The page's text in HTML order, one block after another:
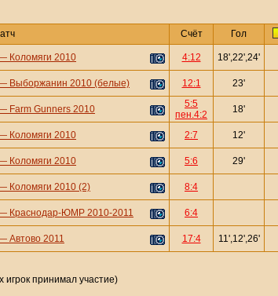
Счёт Гол
Коломяги 2010 4:12 18',22',24'
Выборжанин 2010 (белые) 12:1 23'
Farm Gunners 2010
5:5
пен.4:2
18'
Коломяги 2010 2:7 12'
Коломяги 2010 5:6 29'
Коломяги 2010 (2) 8:4
Краснодар-ЮМР 2010-2011 6:4
Автово 2011 17:4 11',12',26'
игрок принимал участие)